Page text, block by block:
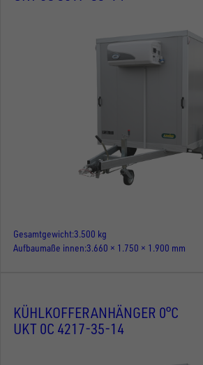
Gesamtgewicht3.500 kg
Aufbaumaße innen 3.660 × 1.750 × 1.900 mm
KÜHLKOFFERANHÄNGER 0°C
UKT 0C 4217-35-14